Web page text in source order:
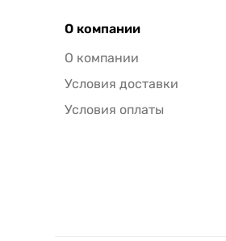
О компании
О компании
Условия доставки
Условия оплаты